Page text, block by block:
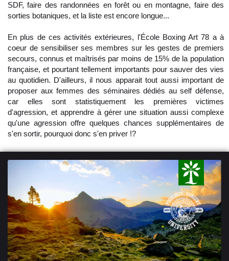
SDF, faire des randonnées en forêt ou en montagne, faire des
sorties botaniques, et la liste est encore longue...
En plus de ces activités extérieures, l'École Boxing Art 78 a à
coeur de sensibiliser ses membres sur les gestes de premiers
secours, connus et maîtrisés par moins de 15% de la population
française, et pourtant tellement importants pour sauver des vies
au quotidien. D'ailleurs, il nous apparait tout aussi important de
proposer aux femmes des séminaires dédiés au self défense,
car elles sont statistiquement les premières victimes
d'agression, et apprendre à gérer une situation aussi complexe
qu'une agression offre quelques chances supplémentaires de
s'en sortir, pourquoi donc s'en priver !?